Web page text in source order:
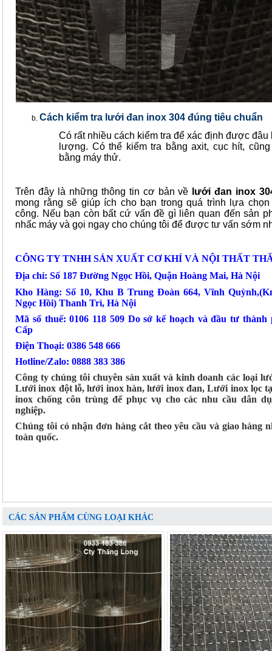
Cách kiểm tra lưới đan inox 304 đúng tiêu chuẩn
Có rất nhiều cách kiểm tra để xác định được
lượng. Có thể kiểm tra bằng axit, cục hít,
bằng máy thử.
Trên đây là những thông tin cơ bản về lưới đan inox 30
mong rằng sẽ giúp ích cho bạn trong quá trình lựa
công. Nếu bạn còn bất cứ vấn đề gì liên quan đến sản
nhấc máy và gọi ngay cho chúng tôi để được tư vấn sớm
CÔNG TY TNHH SẢN XUẤT CƠ KHÍ VÀ NỘI THẤT
Địa chỉ: Số 187 Đường Ngọc Hồi, Quận Hoàng Mai, Hà Nội
Kho Hàng: Số 10, Khu B Trung Đoàn 664, Vĩnh
Ngọc Hồi) Thanh Trì, Hà Nội
Mã số thuế: 0106 118 509 Do sở kế hoạch và đầu tư thành
Cấp
Điện Thoại: 0386 548 666
Hotline/Zalo: 0888 383 386
Công ty chúng tôi chuyên sản xuất và kinh doanh các loại
Lưới inox đột lỗ, lưới inox hàn, lưới inox đan, Lưới inox lọc
inox chống côn trùng để phục vụ cho các nhu cầu dân
nghiệp.
Chúng tôi có nhận đơn hàng cắt theo yêu cầu và giao hàng
toàn quốc.
CÁC SẢN PHẨM CÙNG LOẠI KHÁC